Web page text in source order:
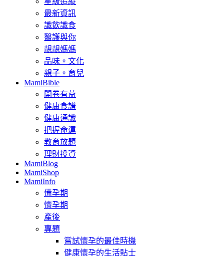
最新資訊
識飲識食
醫護與你
靚靚媽媽
品味。文化
親子。育兒
MamiBible
開卷有益
健康食譜
健康通識
把握命運
教育放題
理財投資
MamiBlog
MamiShop
MamiInfo
備孕期
懷孕期
產後
專題
嘗試懷孕的最佳時機
健康懷孕的生活貼士